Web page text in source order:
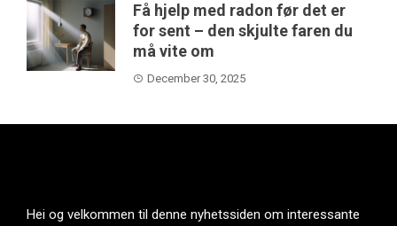
Få hjelp med radon før det er
for sent – den skjulte faren du
må vite om
December 30, 2025
Hei og velkommen til denne nyhetssiden om interessante